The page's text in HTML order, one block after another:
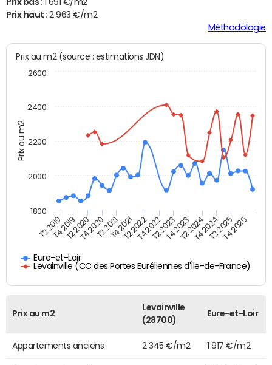
Prix haut :2 963 €/m2
Méthodologie
Prix au m2
Prix au m2 (source : estimations JDN)
Eure-et-Loir
Levainville (CC des Portes Euréliennes d'Île-de-France)
T2 2019T4 2019T2 2020T4 2020T2 2021T4 2021T2 2022T4 2022T2 2023T4 2023T2 2024T4 2024T2 2025T4 2025
1800
2000
2200
2400
2600
Prix au m2
Levainville
(28700)
Eure-et-Loir
Appartements anciens 2 345 €/m2 1 917 €/m2